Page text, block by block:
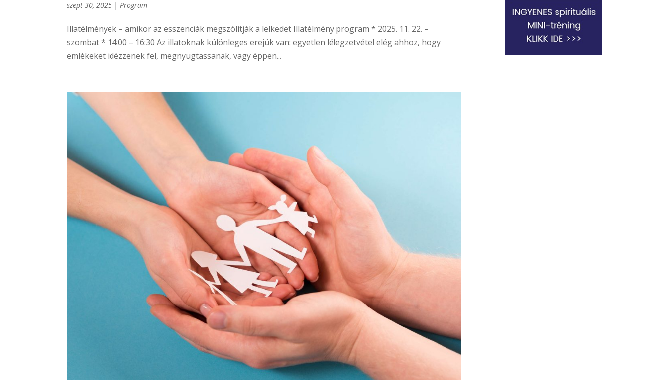
szept 30, 2025 |Program
Illatélmények – amikor az esszenciák megszólítják a lelkedet Illatélmény program * 2025. 11. 22. –
szombat * 14:00 – 16:30 Az illatoknak különleges erejük van: egyetlen lélegzetvétel elég ahhoz, hogy
emlékeket idézzenek fel, megnyugtassanak, vagy éppen...